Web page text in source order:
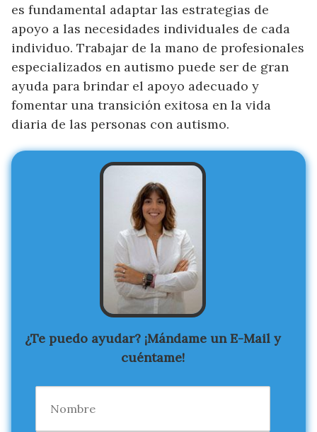
es fundamental adaptar las estrategias de
apoyo a las necesidades individuales de cada
individuo. Trabajar de la mano de profesionales
especializados en autismo puede ser de gran
ayuda para brindar el apoyo adecuado y
fomentar una transición exitosa en la vida
diaria de las personas con autismo.
¿Te puedo ayudar? ¡Mándame un E-Mail y
cuéntame!